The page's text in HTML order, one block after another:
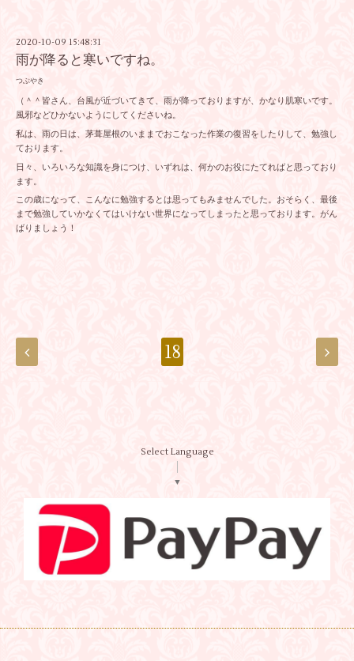
2020-10-09 15:48:31
雨が降ると寒いですね。
つぶやき
（＾＾皆さん、台風が近づいてきて、雨が降っておりますが、かなり肌寒いです。
風邪などひかないようにしてくださいね。
私は、雨の日は、茅葺屋根のいままでおこなった作業の復習をしたりして、勉強し
ております。
日々、いろいろな知識を身につけ、いずれは、何かのお役にたてればと思っており
ます。
この歳になって、こんなに勉強するとは思ってもみませんでした。おそらく、最後
まで勉強していかなくてはいけない世界になってしまったと思っております。がん
ばりましょう！
18
Select Language
▼